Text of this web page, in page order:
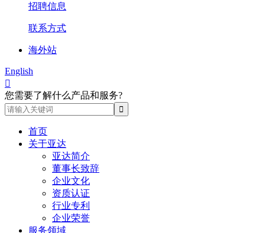
招聘信息
联系方式
海外站
English

您需要了解什么产品和服务?
首页
关于亚达
亚达简介
董事长致辞
企业文化
资质认证
行业专利
企业荣誉
服务领域